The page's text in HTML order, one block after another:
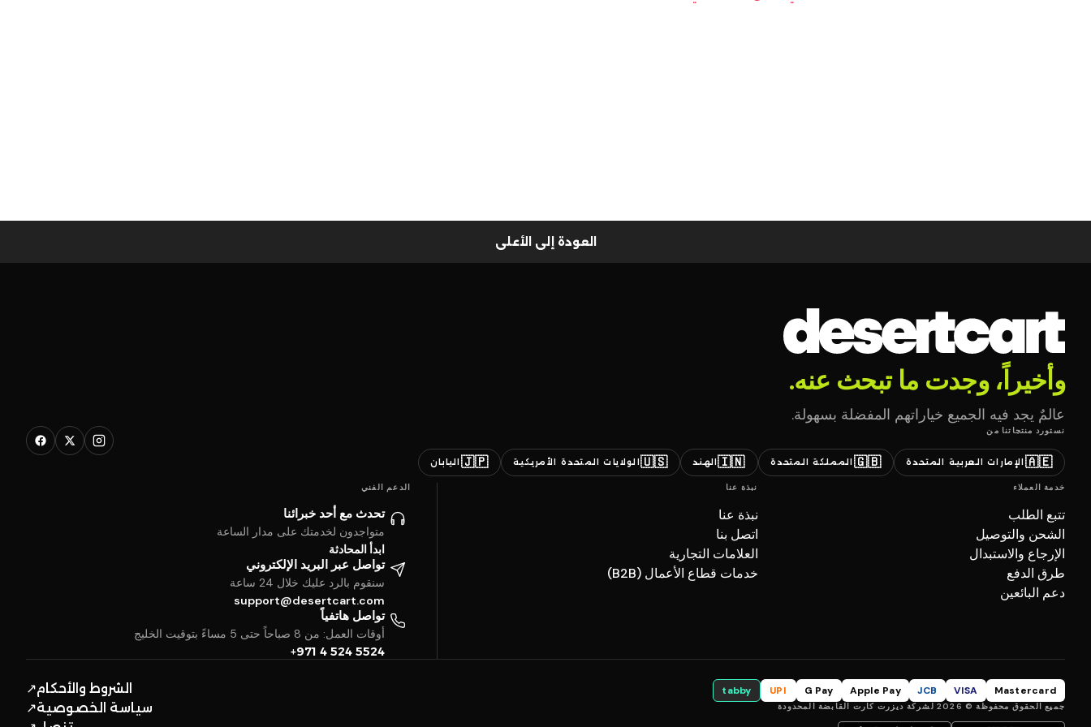
العودة إلى الأعلى
وأخيراً، وجدت ما تبحث عنه.
عالمٌ يجد فيه الجميع خياراتهم المفضلة بسهولة.
نستورد منتجاتنا من
🇦🇪 الإمارات العربية المتحدة 🇬🇧 المملكة المتحدة 🇮🇳الهند 🇺🇸الولايات المتحدة الأمريكية 🇯🇵 اليابان
خدمة العملاء
تتبع الطلب
الشحن والتوصيل
الإرجاع والاستبدال
طرق الدفع
دعم البائعين
نبذة عنا
نبذة عنا
اتصل بنا
العلامات التجارية
خدمات قطاع الأعمال (B2B)
الدعم الفني
تحدث مع أحد خبرائنا
متواجدون لخدمتك على مدار الساعة
ابدأ المحادثة
تواصل عبر البريد الإلكتروني
سنقوم بالرد عليك خلال 24 ساعة
support@desertcart.com
تواصل هاتفياً
أوقات العمل: من 8 صباحاً حتى 5 مساءً بتوقيت الخليج
+971 4 524 5524
Mastercard
VISA
JCB
Apple Pay
G Pay
UPI
tabby
جميع الحقوق محفوظة © 2026 لشركة ديزرت كارت القابضة المحدودة
الشروط والأحكام↗
سياسة الخصوصية↗